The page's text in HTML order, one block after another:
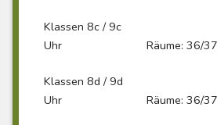
Klassen 8c / 9c
Uhr Räume: 36/37
Klassen 8d / 9d
Uhr Räume: 36/37